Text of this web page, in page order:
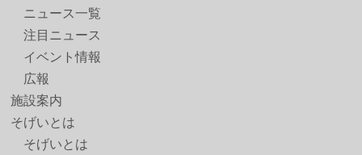
ニュース一覧
注目ニュース
イベント情報
広報
施設案内
そげいとは
そげいとは